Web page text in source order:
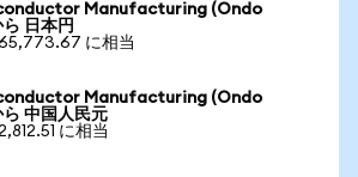
Manufacturing (Ondo
日本円
に相当
Manufacturing (Ondo
中国人民元
に相当